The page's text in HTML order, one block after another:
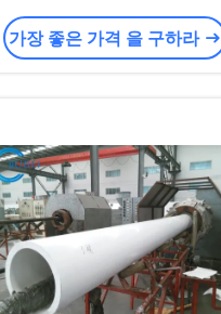
및 해양 응용 분야를 위한 우수한
내마모성 및 내식성 파이프라인
가장 좋은 가격 을 구하라